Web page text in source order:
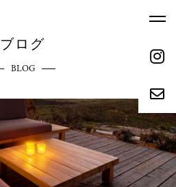
エクステリアへのこだわり
COMMITMENT
ブログ
BLOG